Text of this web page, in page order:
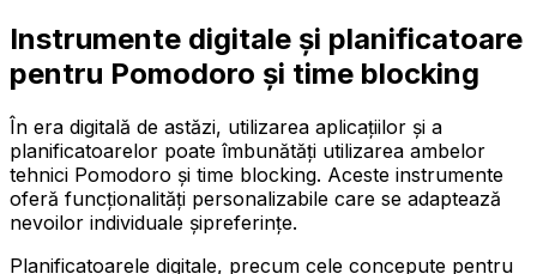
Instrumente digitale și planificatoare
pentru Pomodoro și time blocking
În era digitală de astăzi, utilizarea aplicațiilor și a
planificatoarelor poate îmbunătăți utilizarea ambelor
tehnici Pomodoro și time blocking. Aceste instrumente
oferă funcționalități personalizabile care se adaptează
nevoilor individuale șipreferințe.
Planificatoarele digitale, precum cele concepute pentru